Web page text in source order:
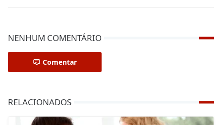
NENHUM COMENTÁRIO
Comentar
RELACIONADOS